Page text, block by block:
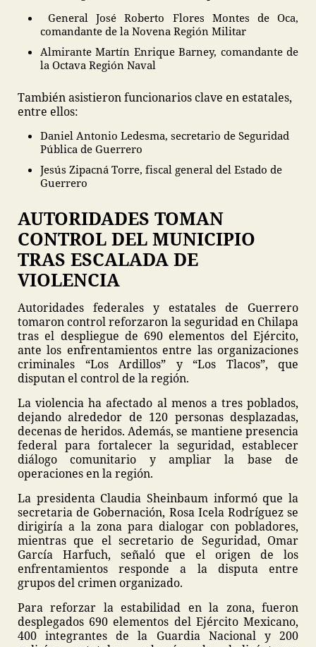
General José Roberto Flores Montes de Oca,
comandante de la Novena Región Militar
Almirante Martín Enrique Barney, comandante de
la Octava Región Naval
También asistieron funcionarios clave en estatales,
entre ellos:
Daniel Antonio Ledesma, secretario de Seguridad
Pública de Guerrero
Jesús Zipacná Torre, fiscal general del Estado de
Guerrero
AUTORIDADES TOMAN
CONTROL DEL MUNICIPIO
TRAS ESCALADA DE
VIOLENCIA
Autoridades federales y estatales de Guerrero
tomaron control reforzaron la seguridad en Chilapa
tras el despliegue de 690 elementos del Ejército,
ante los enfrentamientos entre las organizaciones
criminales “Los Ardillos” y “Los Tlacos”, que
disputan el control de la región.
La violencia ha afectado al menos a tres poblados,
dejando alrededor de 120 personas desplazadas,
decenas de heridos. Además, se mantiene presencia
federal para fortalecer la seguridad, establecer
diálogo comunitario y ampliar la base de
operaciones en la región.
La presidenta Claudia Sheinbaum informó que la
secretaria de Gobernación, Rosa Icela Rodríguez se
dirigiría a la zona para dialogar con pobladores,
mientras que el secretario de Seguridad, Omar
García Harfuch, señaló que el origen de los
enfrentamientos responde a la disputa entre
grupos del crimen organizado.
Para reforzar la estabilidad en la zona, fueron
desplegados 690 elementos del Ejército Mexicano,
400 integrantes de la Guardia Nacional y 200